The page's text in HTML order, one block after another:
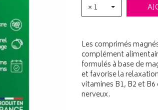
× 1
Les comprimés
complément
formulés à base de
et favorise la
vitamines B1, B2 et
nerveux.